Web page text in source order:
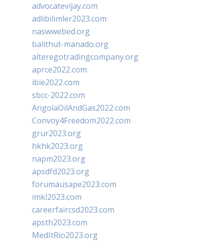
advocatevijay.com
adlibilimler2023.com
naswwebed.org
balithut-manado.org
alteregotradingcompany.org
aprce2022.com
ibie2022.com
sbcc-2022.com
AngolaOilAndGas2022.com
Convoy4Freedom2022.com
grur2023.org
hkhk2023.org
napm2023.org
apsdfd2023.org
forumausape2023.com
imkl2023.com
careerfaircsd2023.com
apsth2023.com
MedItRio2023.org